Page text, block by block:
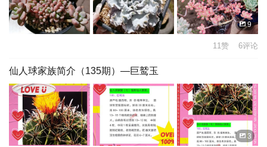
9
11赞 6评论
仙人球家族简介（135期）—巨鹫玉
3